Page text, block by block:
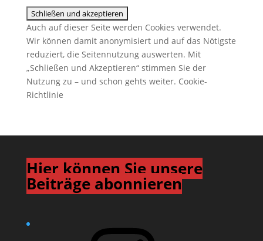
Auch auf dieser Seite werden Cookies verwendet.
Wir können damit anonymisiert und auf das Nötigste
reduziert, die Seitennutzung auswerten. Mit
„Schließen und Akzeptieren“ stimmen Sie der
Nutzung zu – und schon gehts weiter. Cookie-
Richtlinie
Hier können Sie unsere
Beiträge abonnieren